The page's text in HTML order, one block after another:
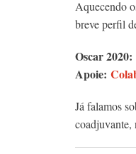
Aquecendo
breve perfil
Oscar 2020:
Apoie:
Já falamos
coadjuvante,